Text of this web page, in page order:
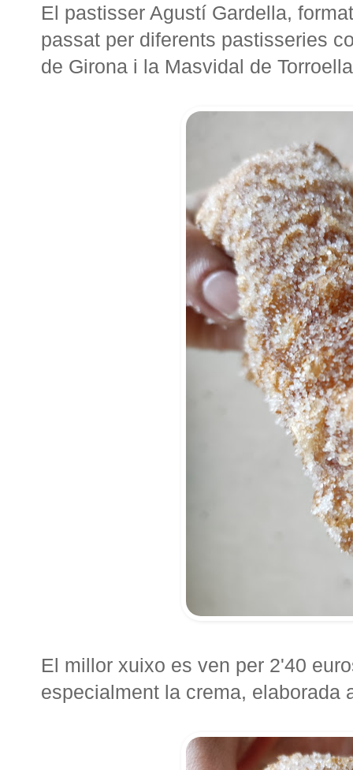
El pastisser Agustí Gardella,
passat per diferents pastisseries
de Girona i la Masvidal de
El millor xuixo es ven per 2'40
especialment la crema, elaborada